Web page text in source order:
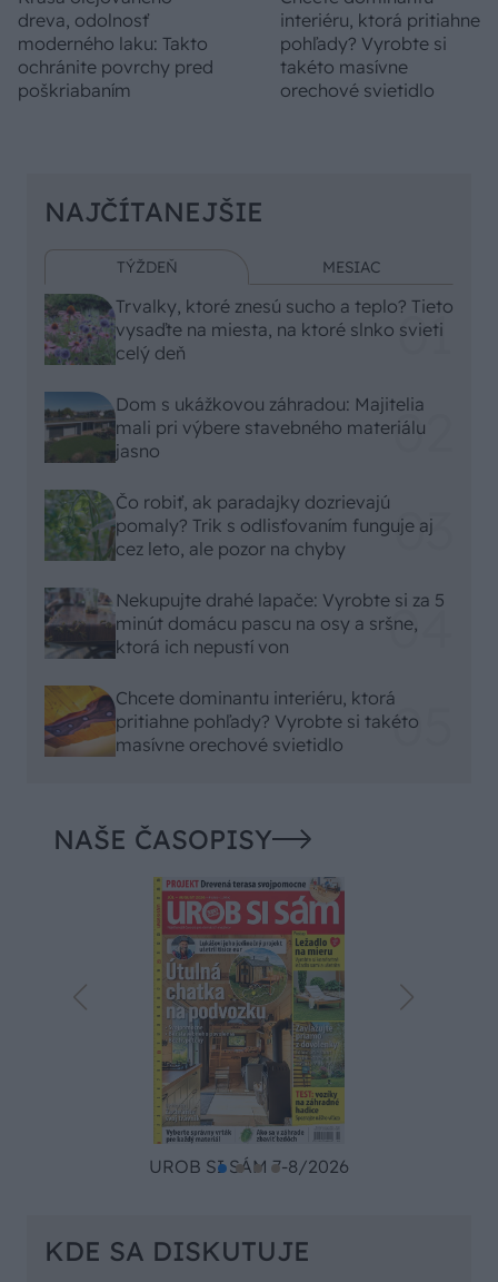
dreva, odolnosť
moderného laku: Takto
ochránite povrchy pred
poškriabaním
interiéru, ktorá pritiahne
pohľady? Vyrobte si
takéto masívne
orechové svietidlo
NAJČÍTANEJŠIE
TÝŽDEŇ MESIAC
Trvalky, ktoré znesú sucho a teplo? Tieto
vysaďte na miesta, na ktoré slnko svieti
celý deň
Dom s ukážkovou záhradou: Majitelia
mali pri výbere stavebného materiálu
jasno
Čo robiť, ak paradajky dozrievajú
pomaly? Trik s odlisťovaním funguje aj
cez leto, ale pozor na chyby
Nekupujte drahé lapače: Vyrobte si za 5
minút domácu pascu na osy a sršne,
ktorá ich nepustí von
Chcete dominantu interiéru, ktorá
pritiahne pohľady? Vyrobte si takéto
masívne orechové svietidlo
NAŠE ČASOPISY
UROB SI SÁM 7-8/2026
KDE SA DISKUTUJE